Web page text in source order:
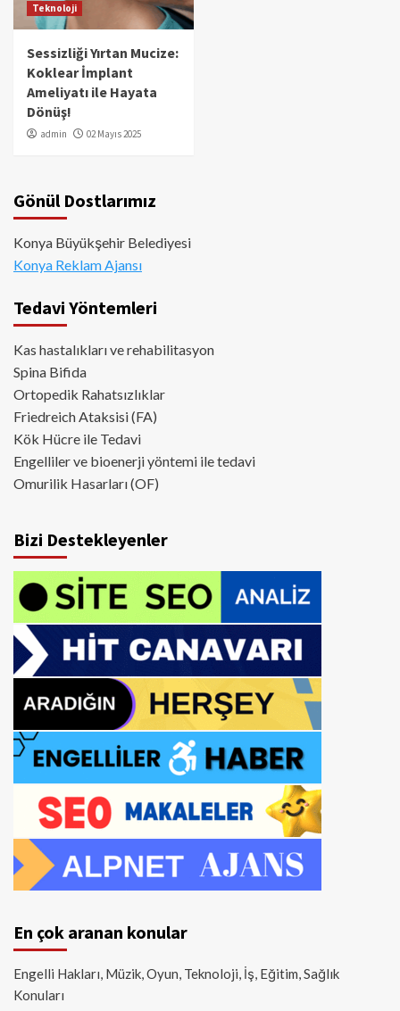
Teknoloji
Sessizliği Yırtan Mucize:
Koklear İmplant
Ameliyatı ile Hayata
Dönüş!
admin 02 Mayıs 2025
Gönül Dostlarımız
Konya Büyükşehir Belediyesi
Konya Reklam Ajansı
Tedavi Yöntemleri
Kas hastalıkları ve rehabilitasyon
Spina Bifida
Ortopedik Rahatsızlıklar
Friedreich Ataksisi (FA)
Kök Hücre ile Tedavi
Engelliler ve bioenerji yöntemi ile tedavi
Omurilik Hasarları (OF)
Bizi Destekleyenler
En çok aranan konular
Engelli Hakları, Müzik, Oyun, Teknoloji, İş, Eğitim, Sağlık
Konuları